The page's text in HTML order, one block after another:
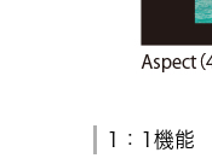
1：1機能